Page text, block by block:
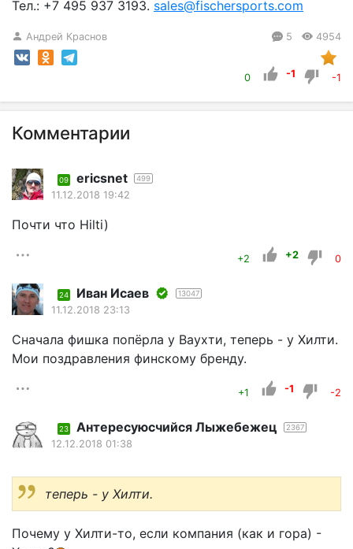
Тел.: +7 495 937 3193. sales@fischersports.com
Андрей Краснов 5 4954
0 -1 -1
Комментарии
09 ericsnet 499
11.12.2018 19:42
Почти что Hilti)
+2 +2 0
24 Иван Исаев 13047
11.12.2018 23:13
Сначала фишка попёрла у Ваухти, теперь - у Хилти.
Мои поздравления финскому бренду.
+1 -1 -2
23 Aнтересуюсчийся Лыжебежeц 2367
12.12.2018 01:38
теперь - у Хилти.
Почему у Хилти-то, если компания (как и гора) -